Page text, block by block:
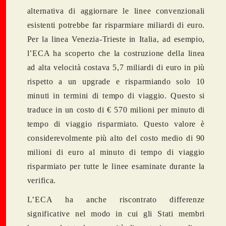
alternativa di aggiornare le linee convenzionali
esistenti potrebbe far risparmiare miliardi di euro.
Per la linea Venezia-Trieste in Italia, ad esempio,
l’ECA ha scoperto che la costruzione della linea
ad alta velocità costava 5,7 miliardi di euro in più
rispetto a un upgrade e risparmiando solo 10
minuti in termini di tempo di viaggio. Questo si
traduce in un costo di € 570 milioni per minuto di
tempo di viaggio risparmiato. Questo valore è
considerevolmente più alto del costo medio di 90
milioni di euro al minuto di tempo di viaggio
risparmiato per tutte le linee esaminate durante la
verifica.
L’ECA ha anche riscontrato differenze
significative nel modo in cui gli Stati membri